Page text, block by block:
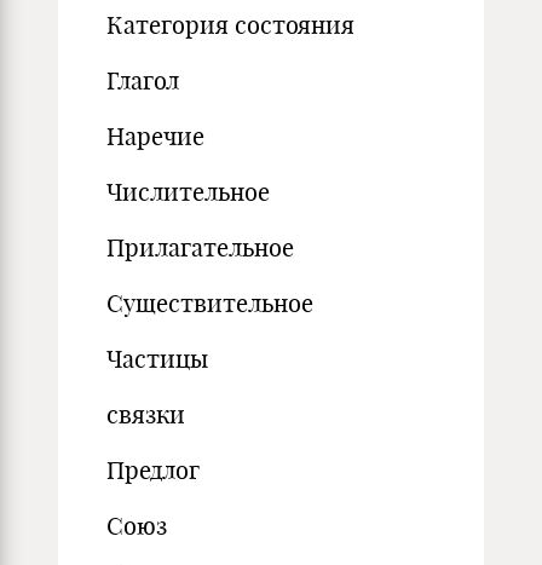
Категория состояния
Глагол
Наречие
Числительное
Прилагательное
Существительное
Частицы
связки
Предлог
Союз